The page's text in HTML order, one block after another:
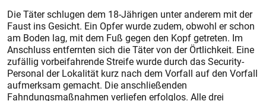
Die Täter schlugen dem 18-Jährigen unter anderem mit der
Faust ins Gesicht. Ein Opfer wurde zudem, obwohl er schon
am Boden lag, mit dem Fuß gegen den Kopf getreten. Im
Anschluss entfernten sich die Täter von der Örtlichkeit. Eine
zufällig vorbeifahrende Streife wurde durch das Security-
Personal der Lokalität kurz nach dem Vorfall auf den Vorfall
aufmerksam gemacht. Die anschließenden
Fahndungsmaßnahmen verliefen erfolglos. Alle drei